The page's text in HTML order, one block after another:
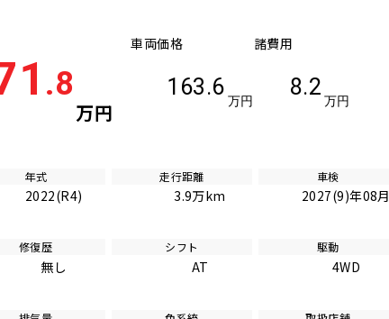
.8
万円
車両価格
163.6
万円
諸費用
8.2
万円
年式
2022(R4)
走行距離
3.9万km
車検
2027(9)年08月
修復歴
無し
シフト
AT
駆動
4WD